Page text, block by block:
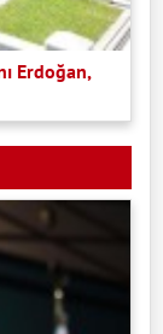
Erdoğan,